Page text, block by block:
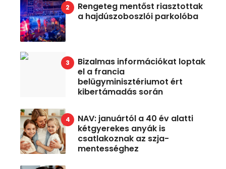
Rengeteg mentőst riasztottak
a hajdúszoboszlói parkolóba
Bizalmas információkat loptak
el a francia
belügyminisztériumot ért
kibertámadás során
NAV: januártól a 40 év alatti
kétgyerekes anyák is
csatlakoznak az szja-
mentességhez